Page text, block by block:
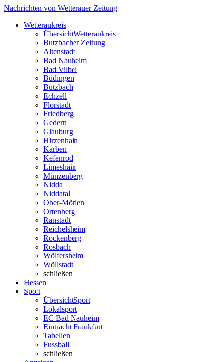
Nachrichten von Wetterauer Zeitung
Wetteraukreis
ÜbersichtWetteraukreis
Butzbacher Zeitung
Altenstadt
Bad Nauheim
Bad Vilbel
Büdingen
Butzbach
Echzell
Florstadt
Friedberg
Gedern
Glauburg
Hirzenhain
Karben
Kefenrod
Limeshain
Münzenberg
Nidda
Niddatal
Ober-Mörlen
Ortenberg
Ranstadt
Reichelsheim
Rockenberg
Rosbach
Wölfersheim
Wöllstadt
schließen
Hessen
Sport
ÜbersichtSport
Lokalsport
EC Bad Nauheim
Eintracht Frankfurt
Tabellen
Fussball
schließen